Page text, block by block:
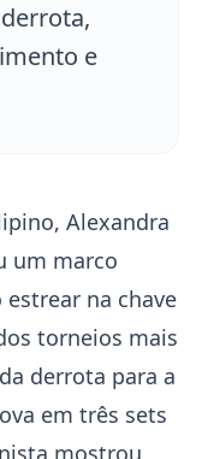
e
Alexandra
um marco
na chave
torneios mais
derrota para a
em três sets
mostrou